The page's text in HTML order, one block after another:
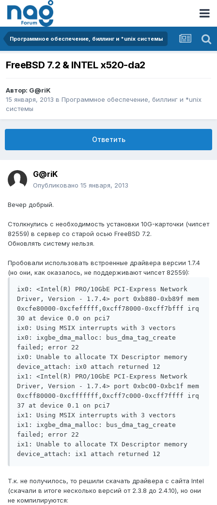
Программное обеспечение, биллинг и *unix системы
FreeBSD 7.2 & INTEL x520-da2
Автор: G@riK
15 января, 2013 в Программное обеспечение, биллинг и *unix
системы
Ответить
G@riK
Опубликовано 15 января, 2013
Вечер добрый.
Столкнулись с необходимость установки 10G-карточки (чипсет
82559) в сервер со старой осью FreeBSD 7.2.
Обновлять систему нельзя.
Пробовали использовать встроенные драйвера версии 1.7.4
(но они, как оказалось, не поддерживают чипсет 82559):
ix0: <Intel(R) PRO/10GbE PCI-Express Network
Driver, Version - 1.7.4> port 0xb880-0xb89f mem
0xcfe80000-0xcfefffff,0xcff78000-0xcff7bfff irq
30 at device 0.0 on pci7
ix0: Using MSIX interrupts with 3 vectors
ix0: ixgbe_dma_malloc: bus_dma_tag_create
failed; error 22
ix0: Unable to allocate TX Descriptor memory
device_attach: ix0 attach returned 12
ix1: <Intel(R) PRO/10GbE PCI-Express Network
Driver, Version - 1.7.4> port 0xbc00-0xbc1f mem
0xcff80000-0xcfffffff,0xcff7c000-0xcff7ffff irq
37 at device 0.1 on pci7
ix1: Using MSIX interrupts with 3 vectors
ix1: ixgbe_dma_malloc: bus_dma_tag_create
failed; error 22
ix1: Unable to allocate TX Descriptor memory
Т.к. не получилось, то решили скачать драйвера с сайта Intel
(скачали в итоге несколько версий от 2.3.8 до 2.4.10), но они
не компилируются: